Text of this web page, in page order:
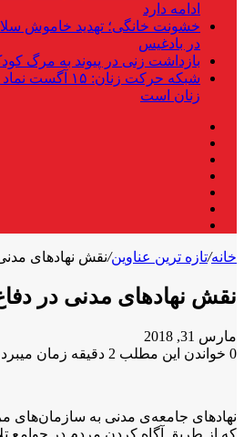
ادامه دارد
خشونت خانگی؛ تهدید خاموش
در بادغیس
بازداشت زنی در پیوند به مرگ
شبکه حرکت
زنان است
خانه/تازه ترین عناوین/نقش نهادهای
نقش نهادهای مدنی در
مارس 31, 2018
0 خواندن این مطلب 2 دقیقه زمان میبرد
نهادهای جامعه‌ی مدنی به سازمان‌های
که از طریق آگاه کردن مردم در جوامع